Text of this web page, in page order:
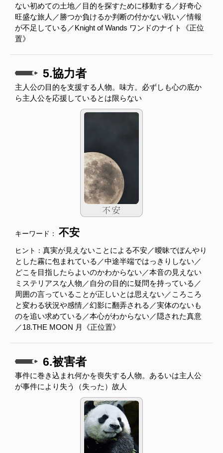
ない初めての土地／目的を探すために移動する／好奇心
旺盛な旅人／勝つか負けるか判断の付かない戦い／情報
が不足している／Knight of Wands ワンドのナイト《正位
置》
5.協力者
主人公の目的を支援する人物。味方。必ずしも心の底か
ら主人公を応援しているとは限らない
キーワード： 不安
ヒント： 真実が見えないことによる不安／曖昧でぼんやり
とした霧に包まれている／中途半端ではっきりしない／
どこを目指したらよいのかわからない／本音の見えない
ミステリアスな人物／自分の目的に疑問を持っている／
周囲の言っていることが正しいとは思えない／ころころ
と変わる状況や感情／幻影に翻弄される／実体のないも
のを追い求めている／本心がわからない／隠された真意
／18.THE MOON 月《正位置》
6.被害者
事件に巻き込まれ何かを喪失する人物。あるいは主人公
が事件により失う（失った）故人